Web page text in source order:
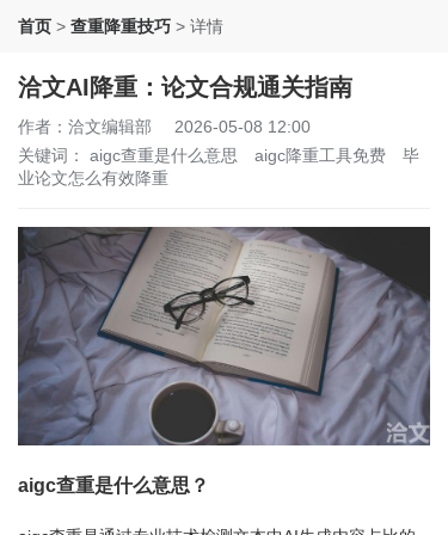
首页 > 查重降重技巧 > 详情
洽文AI降重：论文合规通关指南
作者：洽文编辑部
2026-05-08 12:00
关键词： aigc查重是什么意思 aigc降重工具免费
毕
业论文怎么有效降重
aigc查重是什么意思？